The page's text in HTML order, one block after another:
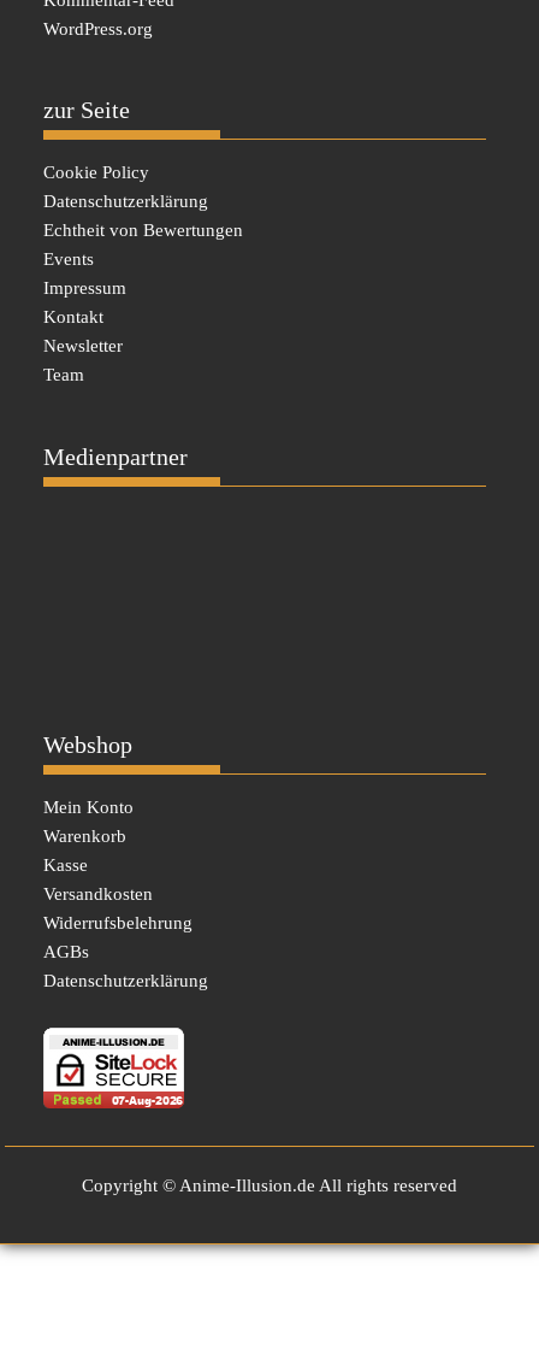
WordPress.org
zur Seite
Cookie Policy
Datenschutzerklärung
Echtheit von Bewertungen
Events
Impressum
Kontakt
Newsletter
Team
Medienpartner
Webshop
Mein Konto
Warenkorb
Kasse
Versandkosten
Widerrufsbelehrung
AGBs
Datenschutzerklärung
Copyright © Anime-Illusion.de All rights reserved